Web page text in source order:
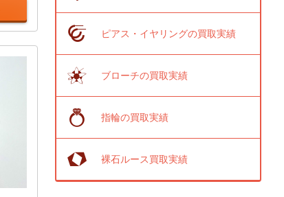
ピアス・イヤリングの買取実績
ブローチの買取実績
指輪の買取実績
裸石ルース買取実績